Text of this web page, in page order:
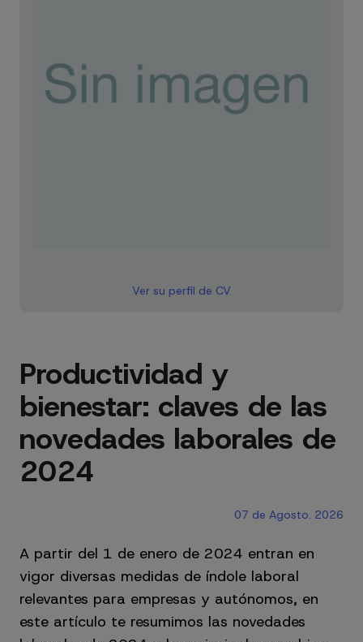
Ver su perfil de CV
Productividad y
bienestar: claves de las
novedades laborales de
2024
07 de Agosto. 2026
A partir del 1 de enero de 2024 entran en
vigor diversas medidas de índole laboral
relevantes para empresas y autónomos, en
este artículo te resumimos las novedades